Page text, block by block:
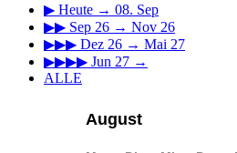
▶ Heute → 08. Sep
▶▶ Sep 26 → Nov 26
▶▶▶ Dez 26 → Mai 27
▶▶▶▶ Jun 27 →
ALLE
August